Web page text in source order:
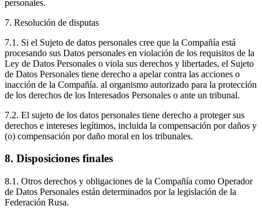
personales.
7. Resolución de disputas
7.1. Si el Sujeto de datos personales cree que la Compañía está
procesando sus Datos personales en violación de los requisitos de la
Ley de Datos Personales o viola sus derechos y libertades, el Sujeto
de Datos Personales tiene derecho a apelar contra las acciones o
inacción de la Compañía. al organismo autorizado para la protección
de los derechos de los Interesados Personales o ante un tribunal.
7.2. El sujeto de los datos personales tiene derecho a proteger sus
derechos e intereses legítimos, incluida la compensación por daños y
(o) compensación por daño moral en los tribunales.
8. Disposiciones finales
8.1. Otros derechos y obligaciones de la Compañía como Operador
de Datos Personales están determinados por la legislación de la
Federación Rusa.